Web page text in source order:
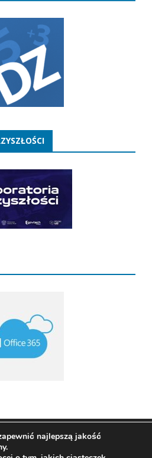
w Baborowie Ribosome
najlepszą jakość